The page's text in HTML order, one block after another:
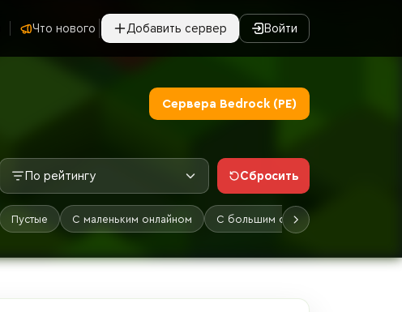
Что нового Добавить сервер Войти
Сервера Bedrock (PE)
По рейтингу Сбросить
Пустые С маленьким онлайном С большим онлайном